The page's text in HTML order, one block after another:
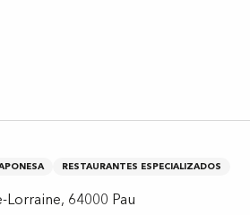
RESTAURANTES ESPECIALIZADOS
64000 Pau